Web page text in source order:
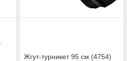
Жгут-турникет 95 см (4754)